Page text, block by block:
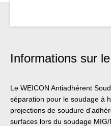
Informations sur
Le WEICON Antiadhérent
séparation pour le soudage à
projections de soudure
surfaces lors du soudage